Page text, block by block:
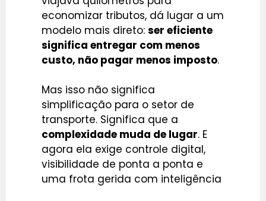
economizar tributos, dá lugar a um
modelo mais direto: ser eficiente
significa entregar com menos
custo, não pagar menos imposto.
Mas isso não significa
simplificação para o setor de
transporte. Significa que a
complexidade muda de lugar. E
agora ela exige controle digital,
visibilidade de ponta a ponta e
uma frota gerida com inteligência